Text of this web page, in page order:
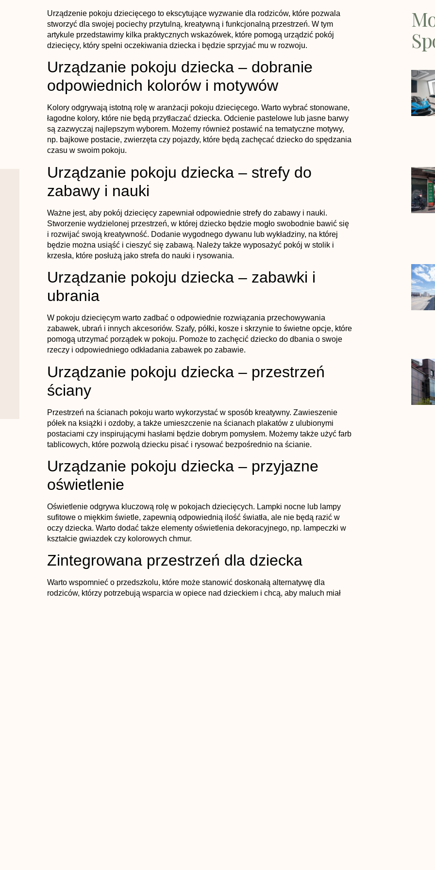
Urządzenie pokoju dziecięcego to ekscytujące wyzwanie dla rodziców, które pozwala
stworzyć dla swojej pociechy przytulną, kreatywną i funkcjonalną przestrzeń. W tym
artykule przedstawimy kilka praktycznych wskazówek, które pomogą urządzić pokój
dziecięcy, który spełni oczekiwania dziecka i będzie sprzyjać mu w rozwoju.
Urządzanie pokoju dziecka – dobranie
odpowiednich kolorów i motywów
Kolory odgrywają istotną rolę w aranżacji pokoju dziecięcego. Warto wybrać stonowane,
łagodne kolory, które nie będą przytłaczać dziecka. Odcienie pastelowe lub jasne barwy
są zazwyczaj najlepszym wyborem. Możemy również postawić na tematyczne motywy,
np. bajkowe postacie, zwierzęta czy pojazdy, które będą zachęcać dziecko do spędzania
czasu w swoim pokoju.
Urządzanie pokoju dziecka – strefy do
zabawy i nauki
Ważne jest, aby pokój dziecięcy zapewniał odpowiednie strefy do zabawy i nauki.
Stworzenie wydzielonej przestrzeń, w której dziecko będzie mogło swobodnie bawić się
i rozwijać swoją kreatywność. Dodanie wygodnego dywanu lub wykładziny, na której
będzie można usiąść i cieszyć się zabawą. Należy także wyposażyć pokój w stolik i
krzesła, które posłużą jako strefa do nauki i rysowania.
Urządzanie pokoju dziecka – zabawki i
ubrania
W pokoju dziecięcym warto zadbać o odpowiednie rozwiązania przechowywania
zabawek, ubrań i innych akcesoriów. Szafy, półki, kosze i skrzynie to świetne opcje, które
pomogą utrzymać porządek w pokoju. Pomoże to zachęcić dziecko do dbania o swoje
rzeczy i odpowiedniego odkładania zabawek po zabawie.
Urządzanie pokoju dziecka – przestrzeń
ściany
Przestrzeń na ścianach pokoju warto wykorzystać w sposób kreatywny. Zawieszenie
półek na książki i ozdoby, a także umieszczenie na ścianach plakatów z ulubionymi
postaciami czy inspirującymi hasłami będzie dobrym pomysłem. Możemy także użyć farb
tablicowych, które pozwolą dziecku pisać i rysować bezpośrednio na ścianie.
Urządzanie pokoju dziecka – przyjazne
oświetlenie
Oświetlenie odgrywa kluczową rolę w pokojach dziecięcych. Lampki nocne lub lampy
sufitowe o miękkim świetle, zapewnią odpowiednią ilość światła, ale nie będą razić w
oczy dziecka. Warto dodać także elementy oświetlenia dekoracyjnego, np. lampeczki w
kształcie gwiazdek czy kolorowych chmur.
Zintegrowana przestrzeń dla dziecka
Warto wspomnieć o przedszkolu, które może stanowić doskonałą alternatywę dla
rodziców, którzy potrzebują wsparcia w opiece nad dzieckiem i chcą, aby maluch miał